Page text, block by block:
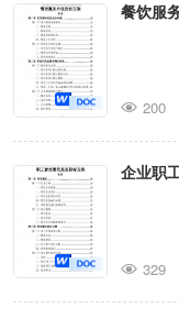
餐饮服
200
企业职
329